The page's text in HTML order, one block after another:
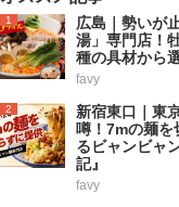
1
広島｜勢いが
湯」専門店！
種の具材から
favy
2
新宿東口｜東
噂！7mの麺を
るビャンビャ
記』
favy